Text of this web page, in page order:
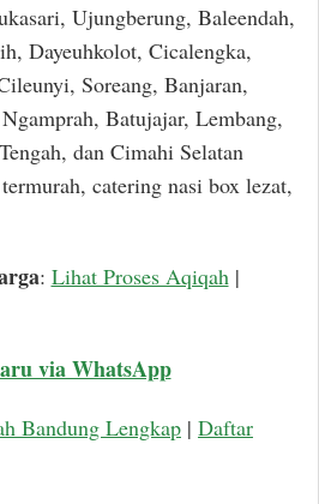
Ujungberung, Baleendah,
Dayeuhkolot, Cicalengka,
Soreang, Banjaran,
Batujajar, Lembang,
dan Cimahi Selatan
catering nasi box lezat,
: Lihat Proses Aqiqah|
via WhatsApp
Bandung Lengkap | Daftar